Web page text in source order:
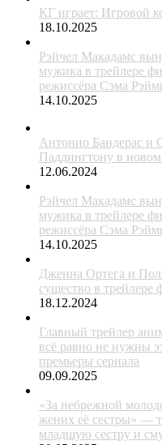
КГ играет: Игровой
18.10.2025
Рэйчел Макадамс
мужика в трейлере
режиссёра Сэма
14.10.2025
Антонио Бандерас и
Паддингтону в новом
12.06.2024
Рэйчел Макадамс
мужика в трейлере
режиссёра Сэма
14.10.2025
Дженна Ортега и
существо в трейлере
18.12.2024
Главный трейлер
всё равно не нужны
премьеры сериала
09.09.2025
«За небрежной
жених её сестры» —
младшую сестру и